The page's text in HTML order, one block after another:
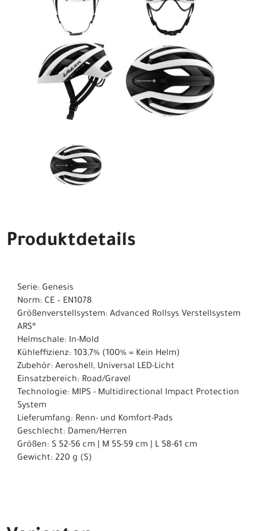
Produktdetails
Serie: Genesis
Norm: CE – EN1078
Größenverstellsystem: Advanced Rollsys Verstellsystem
ARS®
Helmschale: In-Mold
Kühleffizienz: 103,7% (100% = Kein Helm)
Zubehör: Aeroshell, Universal LED-Licht
Einsatzbereich: Road/Gravel
Technologie: MIPS - Multidirectional Impact Protection
System
Lieferumfang: Renn- und Komfort-Pads
Geschlecht: Damen/Herren
Größen: S 52-56 cm | M 55-59 cm | L 58-61 cm
Gewicht: 220 g (S)